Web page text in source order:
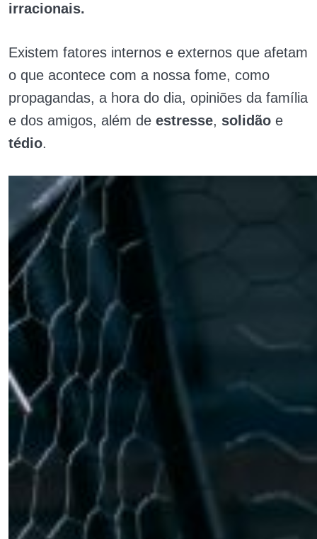
irracionais.
Existem fatores internos e externos que afetam
o que acontece com a nossa fome, como
propagandas, a hora do dia, opiniões da família
e dos amigos, além de estresse, solidão e
tédio.